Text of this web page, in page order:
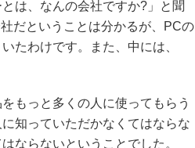
は、なんの会社ですか?」と聞
だということは分かるが、PCの
たわけです。また、中には、
もっと多くの人に使ってもらう
知っていただかなくてはならな
ならないということでした。